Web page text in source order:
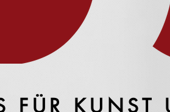
FÜR KUNST